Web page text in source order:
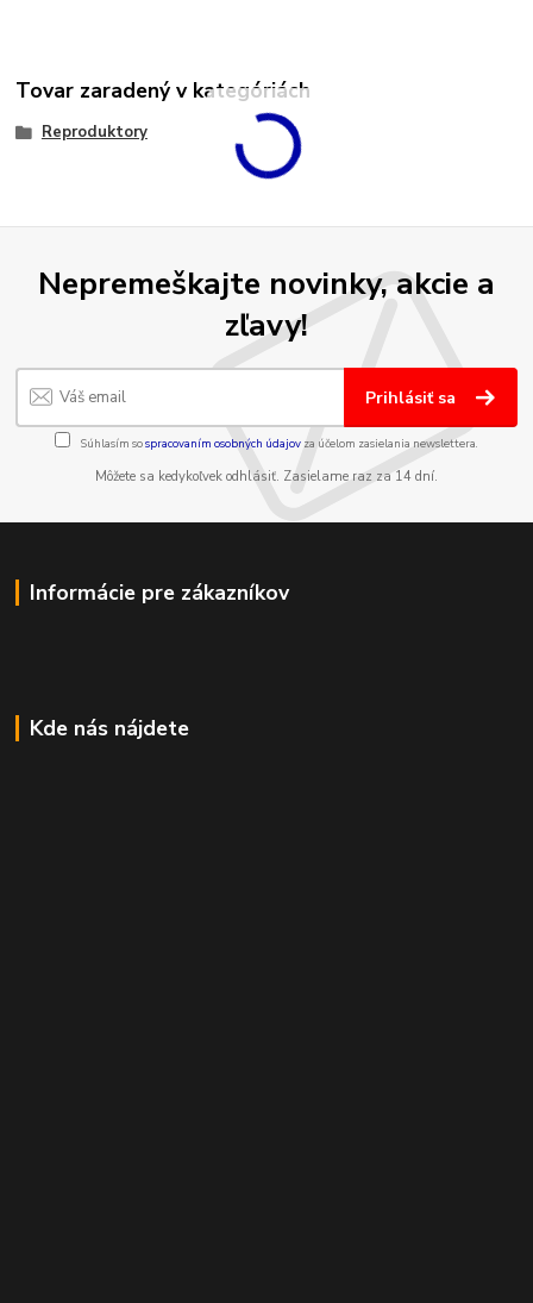
Tovar zaradený v kategóriách
Reproduktory
Nepremeškajte novinky, akcie a
zľavy!
Prihlásiť sa
Súhlasím sospracovaním osobných údajov za účelom zasielania newslettera.
Môžete sa kedykoľvek odhlásiť. Zasielame raz za 14 dní.
Informácie pre zákazníkov
Kde nás nájdete